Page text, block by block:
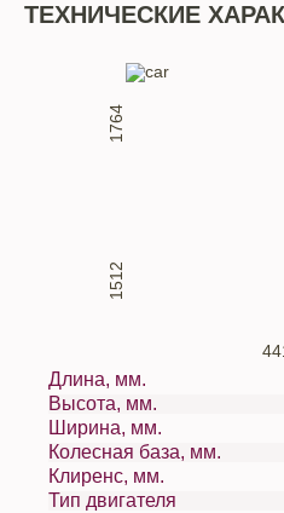
ТЕХНИЧЕСКИЕ
1512
1764
Длина, мм.
Высота, мм.
Ширина, мм.
Колесная база, мм.
Клиренс, мм.
Тип двигателя